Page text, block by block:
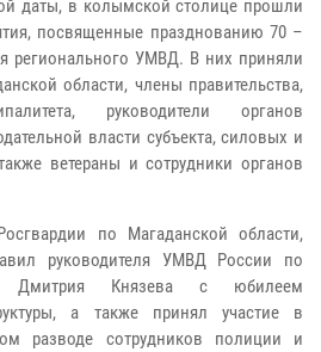
даты, в колымской столице прошли
посвященные празднованию 70 –
регионального УМВД. В них приняли
области, члены правительства,
руководители органов
власти субъекта, силовых и
ветераны и сотрудники органов
по Магаданской области,
руководителя УМВД России по
Дмитрия Князева с юбилеем
а также принял участие в
разводе сотрудников полиции и